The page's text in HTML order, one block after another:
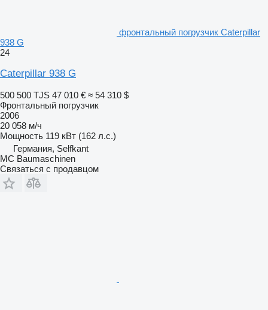
фронтальный погрузчик Caterpillar
938 G
24
Caterpillar 938 G
500 500 TJS 47 010 € ≈ 54 310 $
Фронтальный погрузчик
2006
20 058 м/ч
Мощность 119 кВт (162 л.с.)
Германия, Selfkant
MC Baumaschinen
Связаться с продавцом